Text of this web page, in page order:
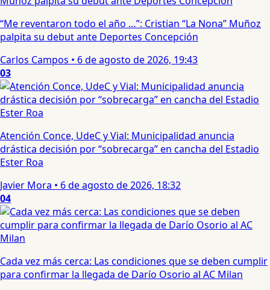
“Me reventaron todo el año …”: Cristian “La Nona” Muñoz
palpita su debut ante Deportes Concepción
Carlos Campos • 6 de agosto de 2026, 19:43
03
Atención Conce, UdeC y Vial: Municipalidad anuncia
drástica decisión por “sobrecarga” en cancha del Estadio
Ester Roa
Javier Mora • 6 de agosto de 2026, 18:32
04
Cada vez más cerca: Las condiciones que se deben cumplir
para confirmar la llegada de Darío Osorio al AC Milan